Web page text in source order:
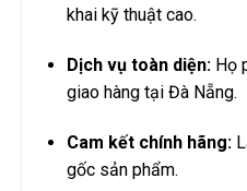
khai kỹ thuật cao.
Dịch vụ toàn diện:Họ
giao hàng tại Đà Nẵng.
Cam kết chính hãng:
gốc sản phẩm.